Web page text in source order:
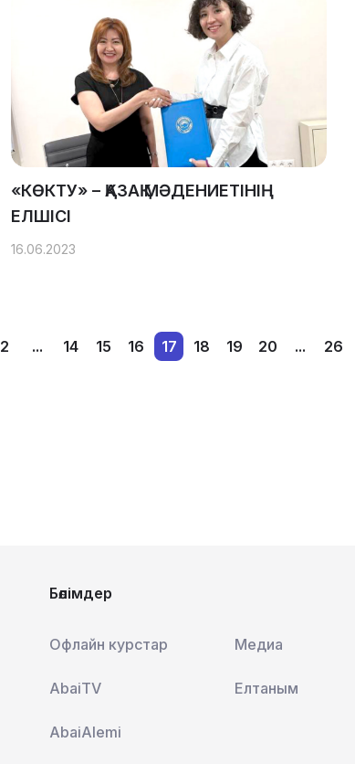
«КӨКТУ» – ҚАЗАҚ МӘДЕНИЕТІНІҢ
ЕЛШІСІ
16.06.2023
2 ... 14 15 16 17 18 19 20 ... 26
Бөлімдер
Офлайн курстар Медиа
AbaiTV Елтаным
AbaiAlemi